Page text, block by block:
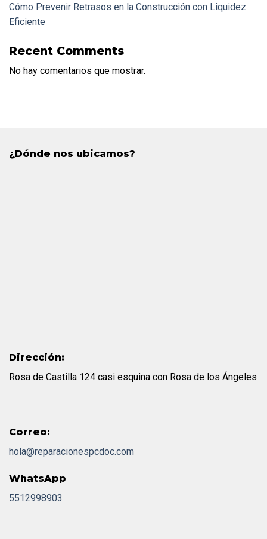
Cómo Prevenir Retrasos en la Construcción con Liquidez
Eficiente
Recent Comments
No hay comentarios que mostrar.
¿Dónde nos ubicamos?
Dirección:
Rosa de Castilla 124 casi esquina con Rosa de los Ángeles
Correo:
hola@reparacionespcdoc.com
WhatsApp
5512998903